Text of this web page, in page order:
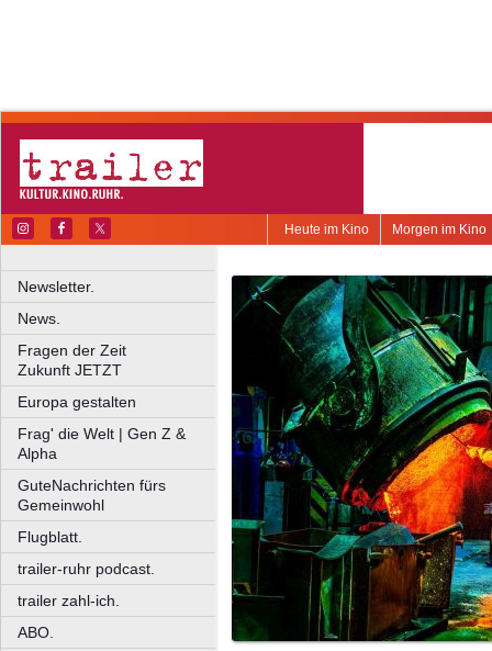
Morgen im Kino
Heute im Kino
Newsletter.
News.
Fragen der Zeit
Zukunft JETZT
Europa gestalten
Frag' die Welt | Gen Z &
Alpha
GuteNachrichten fürs
Gemeinwohl
Flugblatt.
trailer-ruhr podcast.
trailer zahl-ich.
ABO.